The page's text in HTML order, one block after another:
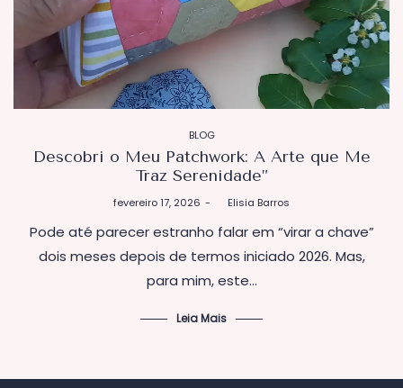
POSTADO
EM
BLOG
Descobri o Meu Patchwork: A Arte que Me
Traz Serenidade”
Postado
fevereiro 17, 2026 Elisia Barros
Pode até parecer estranho falar em “virar a chave”
dois meses depois de termos iniciado 2026. Mas,
para mim, este…
Leia Mais